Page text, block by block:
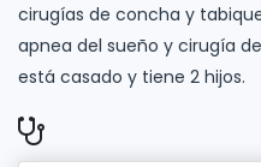
cirugías de concha y
apnea del sueño y cirugía del
está casado y tiene 2 hijos.